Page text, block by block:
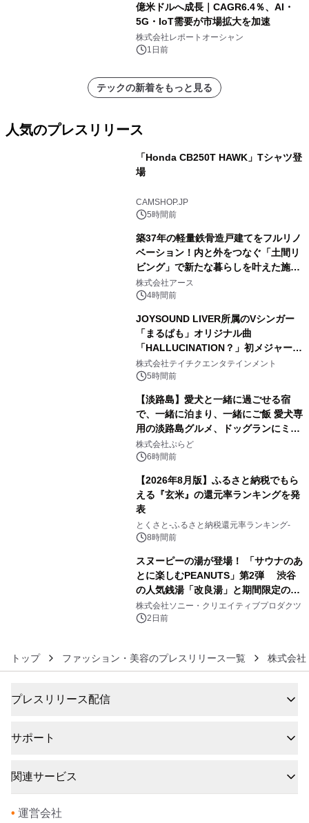
億米ドルへ成長｜CAGR6.4％、AI・
5G・IoT需要が市場拡大を加速
株式会社レポートオーシャン
1日前
テックの新着をもっと見る
人気のプレスリリース
「Honda CB250T HAWK」Tシャツ登
場
CAMSHOP.JP
5時間前
築37年の軽量鉄骨造戸建てをフルリノ
ベーション！内と外をつなぐ「土間リ
ビング」で新たな暮らしを叶えた施工
事例を株式会社アースが公開
株式会社アース
4時間前
JOYSOUND LIVER所属のVシンガー
「まるぱも」オリジナル曲
「HALLUCINATION？」初メジャー配
信リリース決定！
株式会社テイチクエンタテインメント
5時間前
【淡路島】愛犬と一緒に過ごせる宿
で、一緒に泊まり、一緒にご飯 愛犬専
用の淡路島グルメ、ドッグランにミニ
プール グランピングとトレーラーハウ
スの2施設で
株式会社ぷらど
6時間前
【2026年8月版】ふるさと納税でもら
える『玄米』の還元率ランキングを発
表
とくさと-ふるさと納税還元率ランキング-
8時間前
スヌーピーの湯が登場！ 「サウナのあ
とに楽しむPEANUTS」第2弾 渋谷
の人気銭湯「改良湯」と期間限定のコ
ラボレーション サウナイキタイコラ
ボグッズも発売決定！
株式会社ソニー・クリエイティブプロダクツ
2日前
トップ ファッション・美容のプレスリリース一覧 株式会社
プレスリリース配信
サポート
関連サービス
• 運営会社